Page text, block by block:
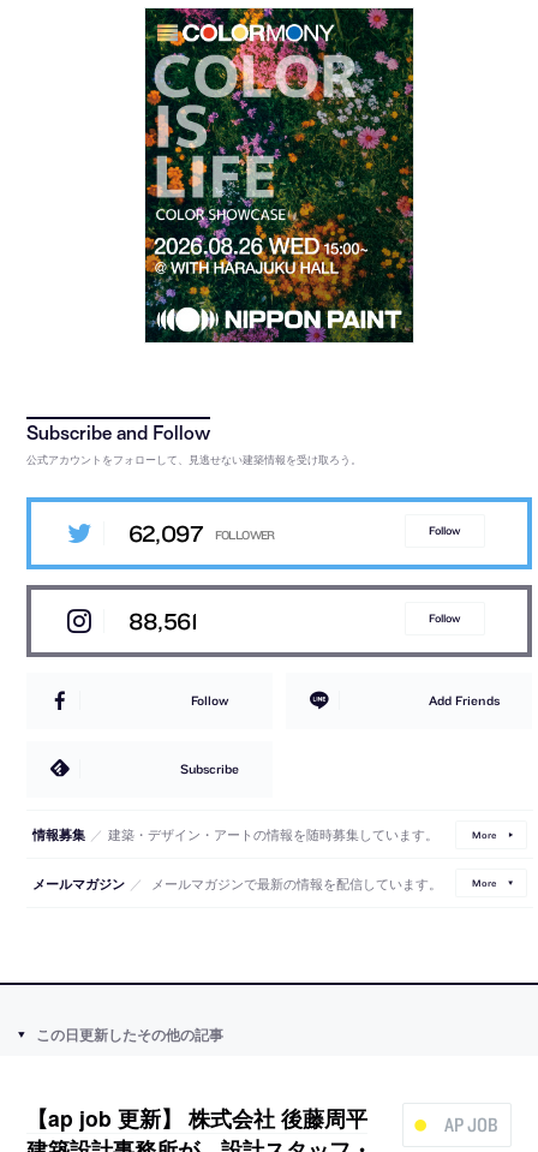
公式アカウントをフォローして、見逃せない建築情報を受け取ろう。
62,097 Follow
88,561 Follow
Follow Add Friends
Subscribe
情報募集 ／ 建築・デザイン・アートの情報を随時募集しています。 More
メールマガジン ／ メールマガジンで最新の情報を配信しています。 More
この日更新したその他の記事
AP JOB
【ap job 更新】 株式会社 後藤周平